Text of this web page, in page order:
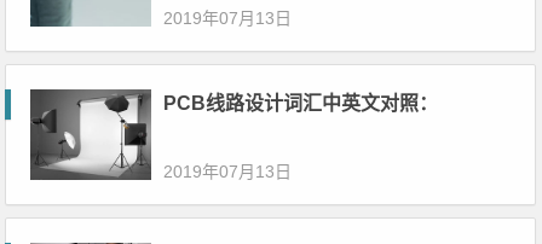
2019年07月13日
PCB线路设计词汇中英文对照：
2019年07月13日